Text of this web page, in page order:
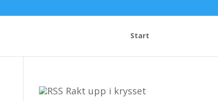
Start
Rakt upp i krysset